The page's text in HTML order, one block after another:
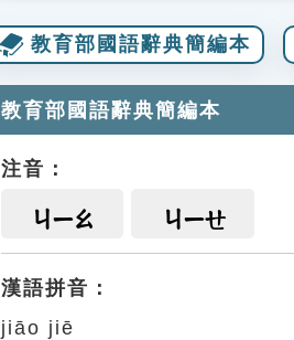
教育部國語辭典簡編本
教育部國語辭典簡編本
注音：
ㄐㄧㄠ ㄐㄧㄝ
漢語拼音：
jiāo jiē